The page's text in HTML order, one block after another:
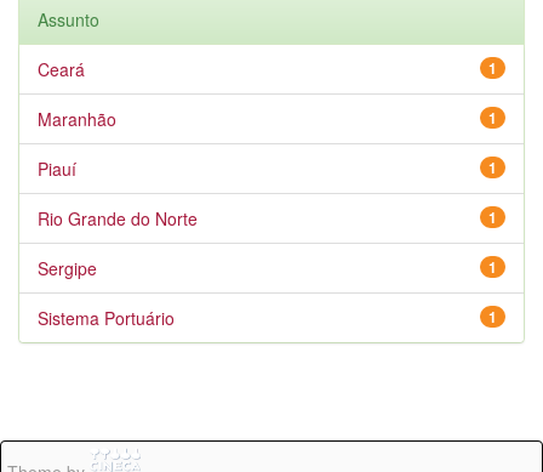
Assunto
1
Ceará
1
Maranhão
1
Piauí
1
Rio Grande do Norte
1
Sergipe
1
Sistema Portuário